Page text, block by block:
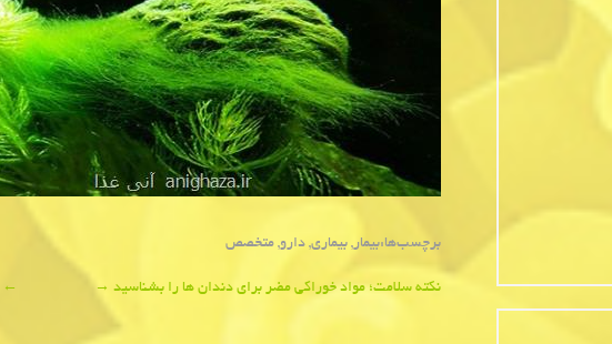
برچسب‌ها:بیمار, بیماری, دارو, متخصص
Post
← نكته سلامت؛ مواد خوراكی مضر برای دندان ها را بشناسید →